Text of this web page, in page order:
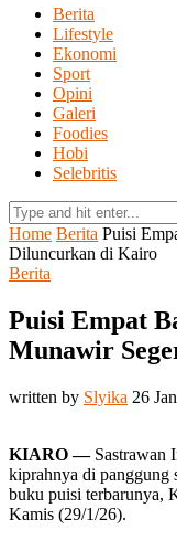
Berita
Lifestyle
Ekonomi
Sport
Opini
Galeri
Foodies
Hobi
Selebritis
Home Berita Puisi
Diluncurkan di Kairo
Berita
Puisi Empat
Munawir
written by Slyika 26
KIARO —Sastrawan
kiprahnya di panggung
buku puisi terbarunya,
Kamis (29/1/26).